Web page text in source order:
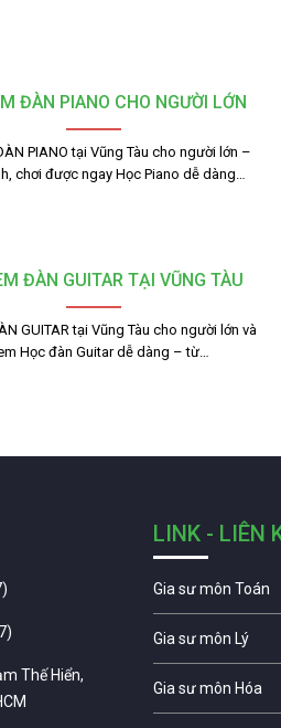
ĐÀN PIANO CHO NGƯỜI LỚN
PIANO tại Vũng Tàu cho người lớn –
chơi được ngay Học Piano dễ dàng…
ĐÀN GUITAR TẠI VŨNG TÀU
GUITAR tại Vũng Tàu cho người lớn và
Học đàn Guitar dễ dàng – từ…
Thế Hiển,
LINK - LIÊN
Gia sư môn Toán
Gia sư môn Lý
Gia sư môn Hóa